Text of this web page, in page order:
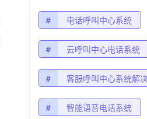
# 电话呼叫中心系统
# 云呼叫中心电话系统
# 客服呼叫中心系统解
# 智能语音电话系统